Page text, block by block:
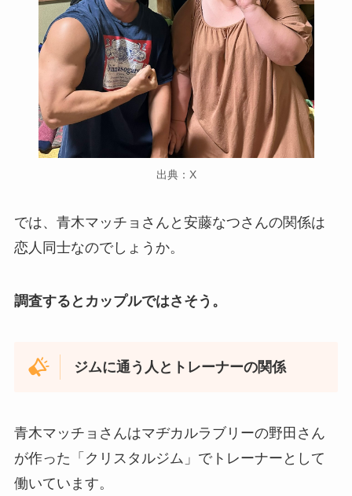
出典：X
では、青木マッチョさんと安藤なつさんの関係は
恋人同士なのでしょうか。
調査するとカップルではさそう。
ジムに通う人とトレーナーの関係
青木マッチョさんはマヂカルラブリーの野田さん
が作った「クリスタルジム」でトレーナーとして
働いています。